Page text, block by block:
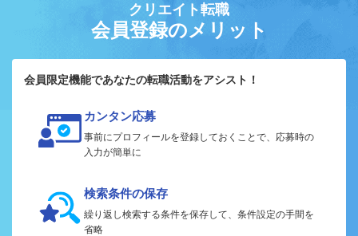
クリエイト転職
会員登録のメリット
会員限定機能であなたの転職活動をアシスト！
カンタン応募
事前にプロフィールを登録しておくことで、応募時の
入力が簡単に
検索条件の保存
繰り返し検索する条件を保存して、条件設定の手間を
省略